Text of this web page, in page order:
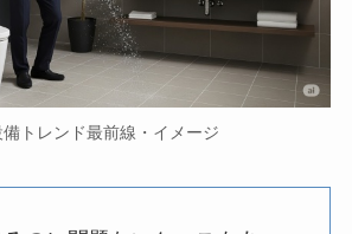
トレンド最前線・イメージ